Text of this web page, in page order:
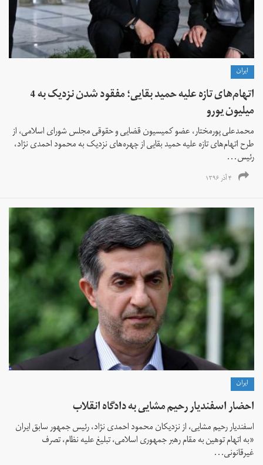
ايران
اتهام‌های تازه علیه حمید بقایی؛ مفقود شدن نزدیک به 4
میلیون یورو
محمدعلی پورمختار، عضو کمیسیون قضایی و حقوقی مجلس شورای اسلامی، از
طرح اتهام‌های تازه علیه حمید بقایی از چهره‌های نزدیک به محمود احمدی نژاد،
رئیس...
۴ آذر ۱۳۹۶
ايران
احضار اسفندیار رحیم مشایی به دادگاه انقلاب
اسفندیار رحیم مشایی، از نزدیکان محمود احمدی ‌نژاد، رئیس جمهور سابق ایران
«به اتهام توهین به مقام رهبر جمهوری اسلامی، تبلیغ علیه نظام، تصرف
غیرقانونی...